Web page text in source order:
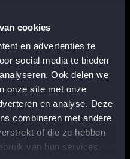
cookies
en advertenties te
social media te bieden
Ook delen we
onze site met onze
en analyse. Deze
combineren met andere
of die ze hebben
van hun services.